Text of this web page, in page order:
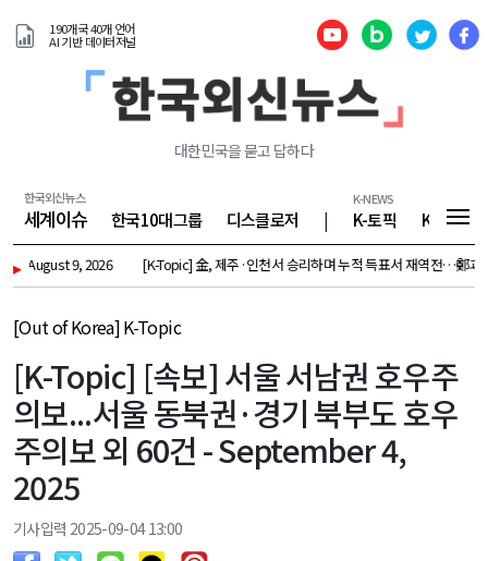
190개국 40개 언어
AI 기반 데이터저널
대한민국을 묻고 답하다
한국외신뉴스
세계이슈 한국10대그룹 디스클로저 |
K-NEWS
K-토픽 K-기업
▸ 9, 2026 [K-Topic] 金, 제주·인천서 승리하며 누적 득표서 재역전…鄭과
[Out of Korea] K-Topic
[K-Topic] [속보] 서울 서남권 호우주
의보...서울 동북권·경기 북부도 호우
주의보 외 60건 - September 4,
2025
기사입력 2025-09-04 13:00